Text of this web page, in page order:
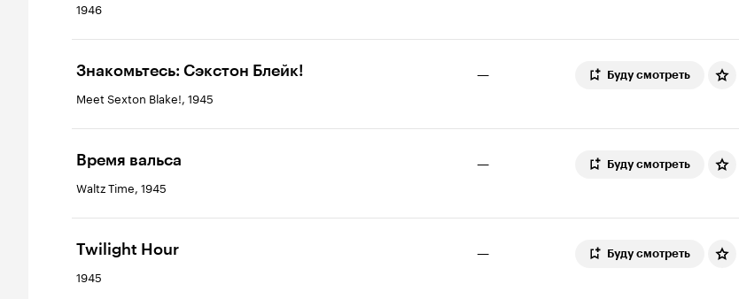
1946
Знакомьтесь: Сэкстон Блейк!
Meet Sexton Blake!, 1945
— Буду смотреть
Время вальса
Waltz Time, 1945
— Буду смотреть
Twilight Hour
1945
— Буду смотреть